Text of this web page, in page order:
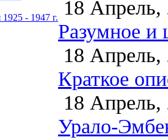
- 1947 г.
18 Апрель,
Разумное и
18 Апрель,
Краткое
18 Апрель,
Урало-